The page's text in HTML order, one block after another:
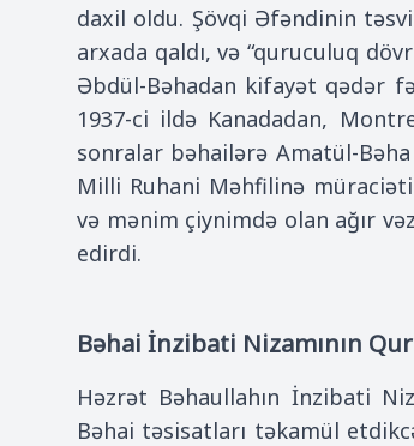
daxil oldu. Şövqi Əfəndinin
arxada qaldı, və “quruculuq
Əbdül-Bəhadan kifayət qədər
1937-ci ildə Kanadadan,
sonralar bəhailərə Amatül-
Milli Ruhani Məhfilinə
və mənim çiynimdə olan ağır
edirdi.
Bəhai İnzibati Nizamının
Həzrət Bəhaullahın İnzibati
Bəhai təsisatları təkamül